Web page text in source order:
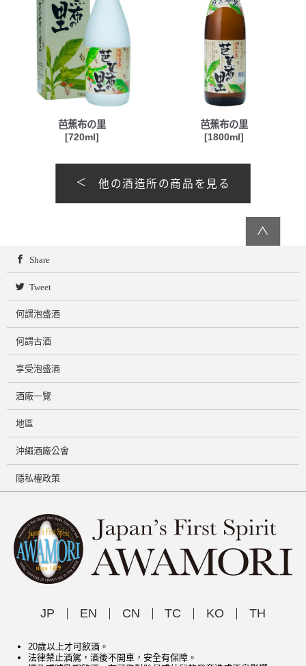
芭蕉布の里
[720ml]
芭蕉布の里
[1800ml]
他の酒造所の商品を見る
∧
Share
Tweet
何謂泡盛酒
何謂古酒
享受泡盛酒
酒廠一覽
地區
沖繩酒廠公會
隱私權政策
JP EN CN TC KO TH
20歲以上才可飲酒。
法律禁止酒駕，酒後不開車，安全有保障。